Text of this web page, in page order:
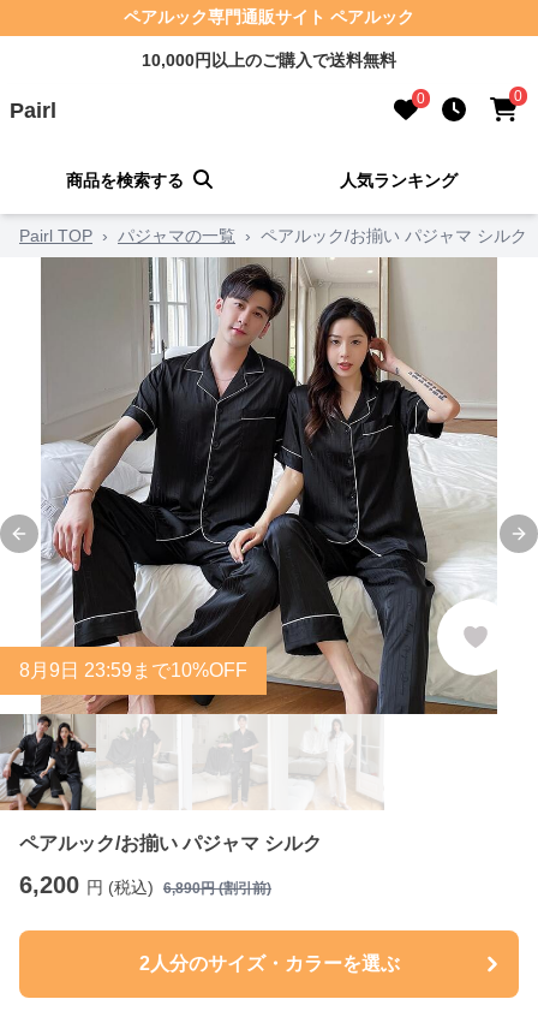
ペアルック専門通販サイト ペアルック
10,000円以上のご購入で送料無料
Pairl 0 0
商品を検索する 人気ランキング
Pairl TOP › パジャマの一覧 › ペアルック/お揃い パジャマ シルク
Previous slide
8月 9 日 23:59まで10%OFF
ペアルック/お揃い パジャマ シルク
6,200 円 (税込) 6,890円 (割引前)
2人分のサイズ・カラーを選ぶ